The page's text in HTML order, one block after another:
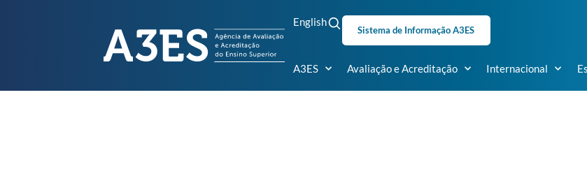
English
Sistema de Informação A3ES
A3ES Avaliação e Acreditação Internacional